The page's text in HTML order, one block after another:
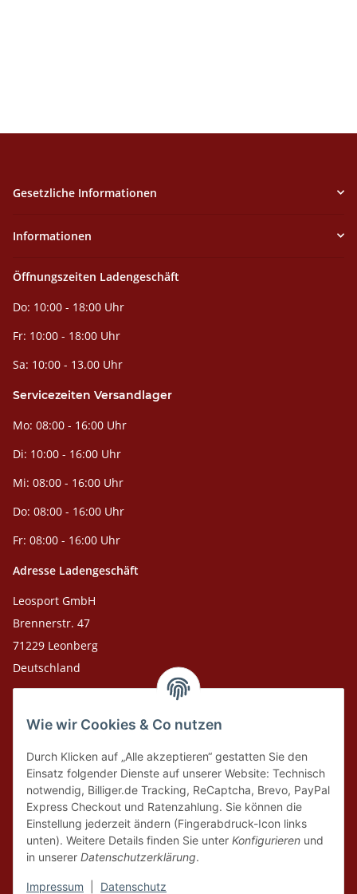
Wie wir Cookies & Co nutzen
Durch Klicken auf „Alle akzeptieren“ gestatten Sie den
Einsatz folgender Dienste auf unserer Website: Technisch
notwendig, Billiger.de Tracking, ReCaptcha, Brevo, PayPal
Express Checkout und Ratenzahlung. Sie können die
Einstellung jederzeit ändern (Fingerabdruck-Icon links
unten). Weitere Details finden Sie unter Konfigurieren und
in unserer Datenschutzerklärung.
Impressum Datenschutz
Gesetzliche Informationen
Informationen
Öffnungszeiten Ladengeschäft
Do: 10:00 - 18:00 Uhr
Fr: 10:00 - 18:00 Uhr
Sa: 10:00 - 13.00 Uhr
Servicezeiten Versandlager
Mo: 08:00 - 16:00 Uhr
Di: 10:00 - 16:00 Uhr
Mi: 08:00 - 16:00 Uhr
Do: 08:00 - 16:00 Uhr
Fr: 08:00 - 16:00 Uhr
Adresse Ladengeschäft
Leosport GmbH
Brennerstr. 47
71229 Leonberg
Deutschland
Leosport GmbH
75378 Bad Liebenzell
Tel. Laden 07152-909493
Tel. Versandlager 07052-9344380